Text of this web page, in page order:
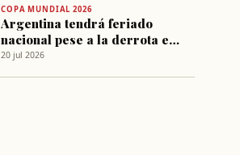
COPA MUNDIAL 2026
Argentina tendrá feriado
nacional pese a la derrota en
la final del Mundial
20 jul 2026